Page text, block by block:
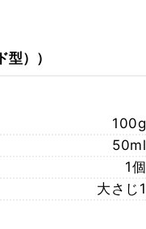
） ）
100g
50ml
1個
大さじ1